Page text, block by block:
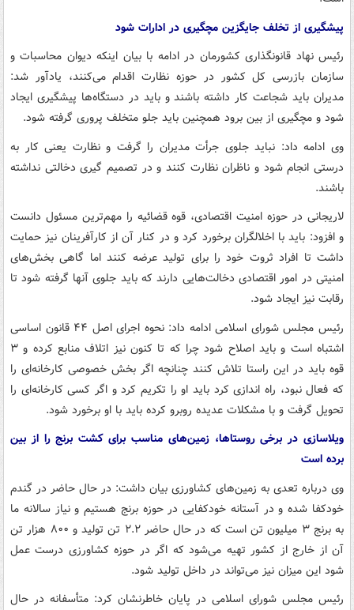
پیشگیری از تخلف جایگزین مچگیری در ادارات شود
رئیس نهاد قانونگذاری کشورمان در ادامه با بیان اینکه دیوان محاسبات و
سازمان بازرسی کل کشور در حوزه نظارت اقدام می‌کنند، یادآور شد:
مدیران باید شجاعت کار داشته باشند و باید در دستگاه‌ها پیشگیری ایجاد
شود و مچگیری از بین برود همچنین باید جلو متخلف پروری گرفته شود.
وی ادامه داد: نباید جلوی جرأت مدیران را گرفت و نظارت یعنی کار به
درستی انجام شود و ناظران نظارت کنند و در تصمیم گیری دخالتی نداشته
باشند.
لاریجانی در حوزه امنیت اقتصادی، قوه قضائیه را مهم‌ترین مسئول دانست
و افزود: باید با اخلالگران برخورد کرد و در کنار آن از کارآفرینان نیز حمایت
داشت تا افراد ثروت خود را برای تولید عرضه کنند اما گاهی بخش‌های
امنیتی در امور اقتصادی دخالت‌هایی دارند که باید جلوی آنها گرفته شود تا
رقابت نیز ایجاد شود.
رئیس مجلس شورای اسلامی ادامه داد: نحوه اجرای اصل ۴۴ قانون اساسی
اشتباه است و باید اصلاح شود چرا که تا کنون نیز اتلاف منابع کرده و ۳
قوه باید در این راستا تلاش کنند چنانچه اگر بخش خصوصی کارخانه‌ای را
که فعال نبود، راه اندازی کرد باید او را تکریم کرد و اگر کسی کارخانه‌ای را
تحویل گرفت و با مشکلات عدیده روبرو کرده باید با او برخورد شود.
ویلاسازی در برخی روستاها، زمین‌های مناسب برای کشت برنج را از بین
برده است
وی درباره تعدی به زمین‌های کشاورزی بیان داشت: در حال حاضر در گندم
خودکفا شده و در آستانه خودکفایی در حوزه برنج هستیم و نیاز سالانه ما
به برنج ۳ میلیون تن است که در حال حاضر ۲.۲ تن تولید و ۸۰۰ هزار تن
آن از خارج از کشور تهیه می‌شود که اگر در حوزه کشاورزی درست عمل
شود این میزان نیز می‌تواند در داخل تولید شود.
رئیس مجلس شورای اسلامی در پایان خاطرنشان کرد: متأسفانه در حال